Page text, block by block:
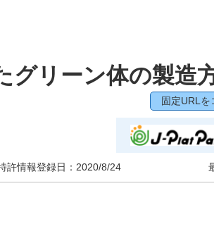
グリーン体の製造
固定URLを
許情報登録日： 2020/8/24